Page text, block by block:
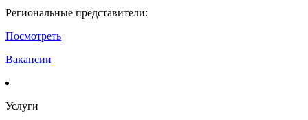
Региональные представители:
Посмотреть
Вакансии
Услуги